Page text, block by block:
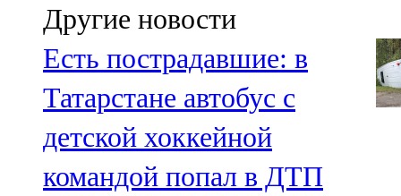
Яр Чаллы
105,5 FM
Другие новости
Есть пострадавшие: в
Татарстане автобус с
детской хоккейной
командой попал в ДТП